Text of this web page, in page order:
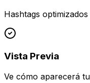
Hashtags
Vista Previa
Ve cómo aparecerá